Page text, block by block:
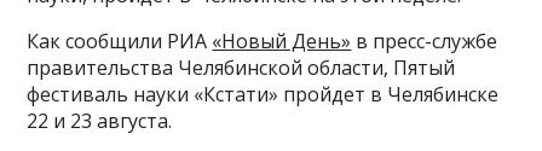
Как сообщили РИА «Новый День» в пресс-службе
правительства Челябинской области, Пятый
фестиваль науки «Кстати» пройдет в Челябинске
22 и 23 августа.